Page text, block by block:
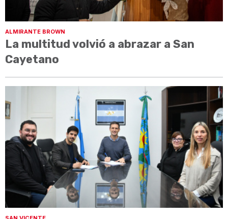
ALMIRANTE BROWN
La multitud volvió a abrazar a San
Cayetano